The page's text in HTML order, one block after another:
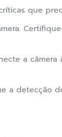
que
a câmera
a detecção